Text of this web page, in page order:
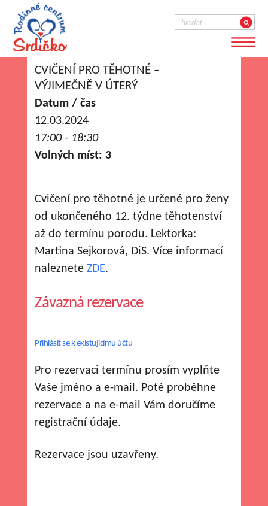
CVIČENÍ PRO TĚHOTNÉ –
VÝJIMEČNĚ V ÚTERÝ
Datum / čas
12.03.2024
17:00 - 18:30
Volných míst: 3
Cvičení pro těhotné je určené pro ženy
od ukončeného 12. týdne těhotenství
až do termínu porodu. Lektorka:
Martina Sejkorová, DiS. Více informací
nalezneteZDE.
Závazná rezervace
Přihlásit se k existujícímu účtu
Pro rezervaci termínu prosím vyplňte
Vaše jméno a e-mail. Poté proběhne
rezervace a na e-mail Vám doručíme
registrační údaje.
Rezervace jsou uzavřeny.